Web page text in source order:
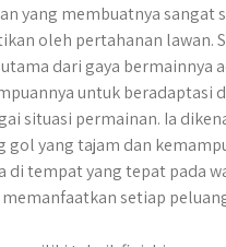
yang membuatnya sangat
oleh pertahanan lawan.
dari gaya bermainnya
untuk beradaptasi
situasi permainan. Ia
gol yang tajam dan
di tempat yang tepat pada
setiap